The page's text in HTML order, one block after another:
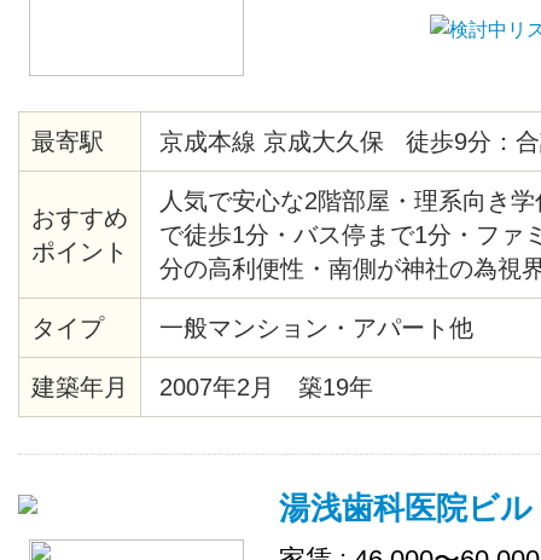
最寄駅 京成本線 京成大久保 徒歩9分：
おすすめ
ポイント
人気で安心な2階部屋・理系向き
で徒歩1分・バス停まで1分・ファ
分の高利便性・南側が神社の為視
良好・26㎡フローリング8帖ゆと
様の耐火性・耐震性に優れたヘー
ロック・モニターホン、シャッタ
タイプ 一般マンション・アパート他
建築年月 2007年2月 築19年
湯浅歯科医院ビル